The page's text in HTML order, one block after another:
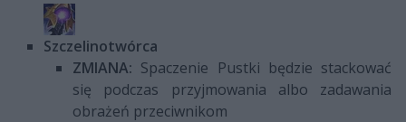
Szczelinotwórca
ZMIANA: Spaczenie Pustki będzie stackować
się podczas przyjmowania albo zadawania
obrażeń przeciwnikom